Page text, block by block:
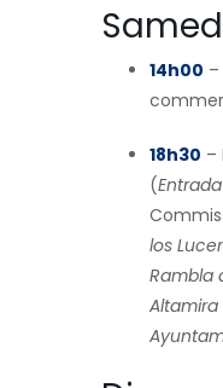
14h00 –
18h30 –
(
los
Rambla
Altamira